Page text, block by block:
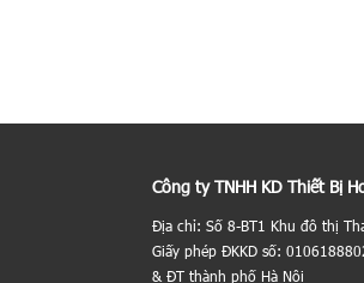
Công ty TNHH KD Thiết Bị
Địa chỉ: Số 8-BT1 Khu đô thị
Giấy phép ĐKKD số:
& ĐT thành phố Hà Nội